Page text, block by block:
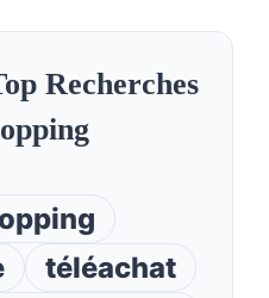
Recherches
téléachat